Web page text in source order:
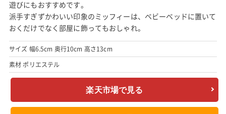
遊びにもおすすめです。
派手すぎずかわいい印象のミッフィーは、ベビーベッドに置いて
おくだけでなく部屋に飾ってもおしゃれ。
サイズ 幅6.5cm 奥行10cm 高さ13cm
素材 ポリエステル
楽天市場で見る